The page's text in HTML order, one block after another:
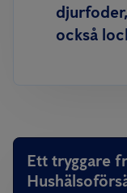
också
Ett tryggare